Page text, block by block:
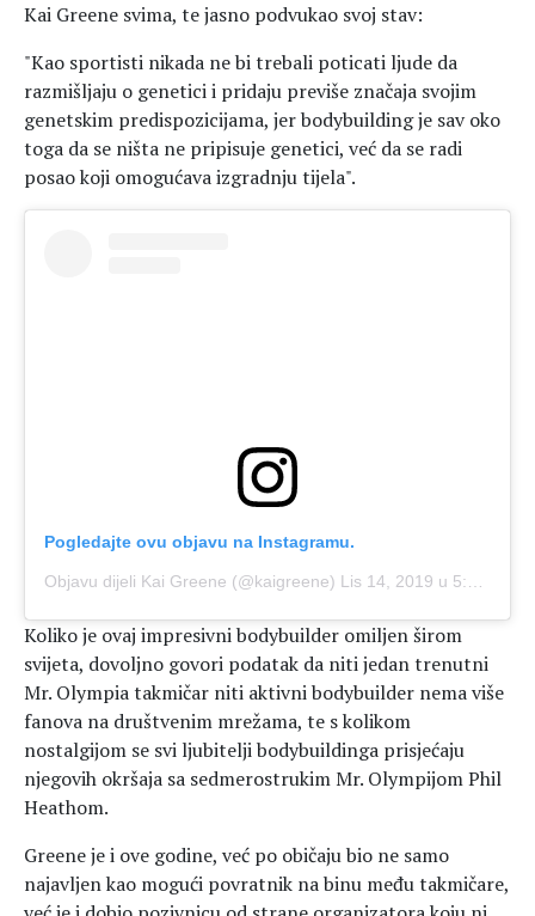
Kai Greene svima, te jasno podvukao svoj stav:
"Kao sportisti nikada ne bi trebali poticati ljude da
razmišljaju o genetici i pridaju previše značaja svojim
genetskim predispozicijama, jer bodybuilding je sav oko
toga da se ništa ne pripisuje genetici, već da se radi
posao koji omogućava izgradnju tijela".
Pogledajte ovu objavu na Instagramu.
Objavu dijeli Kai Greene (@kaigreene) Lis 14, 2019 u 5:06 PDT
Koliko je ovaj impresivni bodybuilder omiljen širom
svijeta, dovoljno govori podatak da niti jedan trenutni
Mr. Olympia takmičar niti aktivni bodybuilder nema više
fanova na društvenim mrežama, te s kolikom
nostalgijom se svi ljubitelji bodybuildinga prisjećaju
njegovih okršaja sa sedmerostrukim Mr. Olympijom Phil
Heathom.
Greene je i ove godine, već po običaju bio ne samo
najavljen kao mogući povratnik na binu među takmičare,